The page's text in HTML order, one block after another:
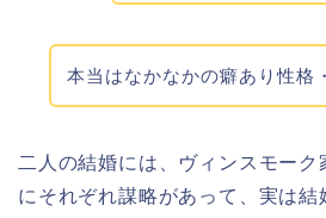
本当はなかなかの癖あり性格
二人の結婚には、ヴィンスモーク
にそれぞれ謀略があって、実は結